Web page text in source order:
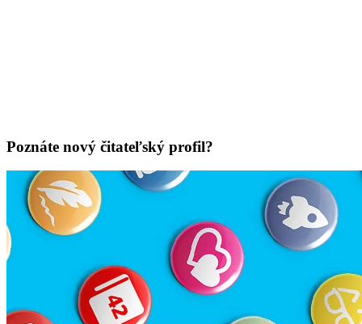
Poznáte nový čitateľský profil?